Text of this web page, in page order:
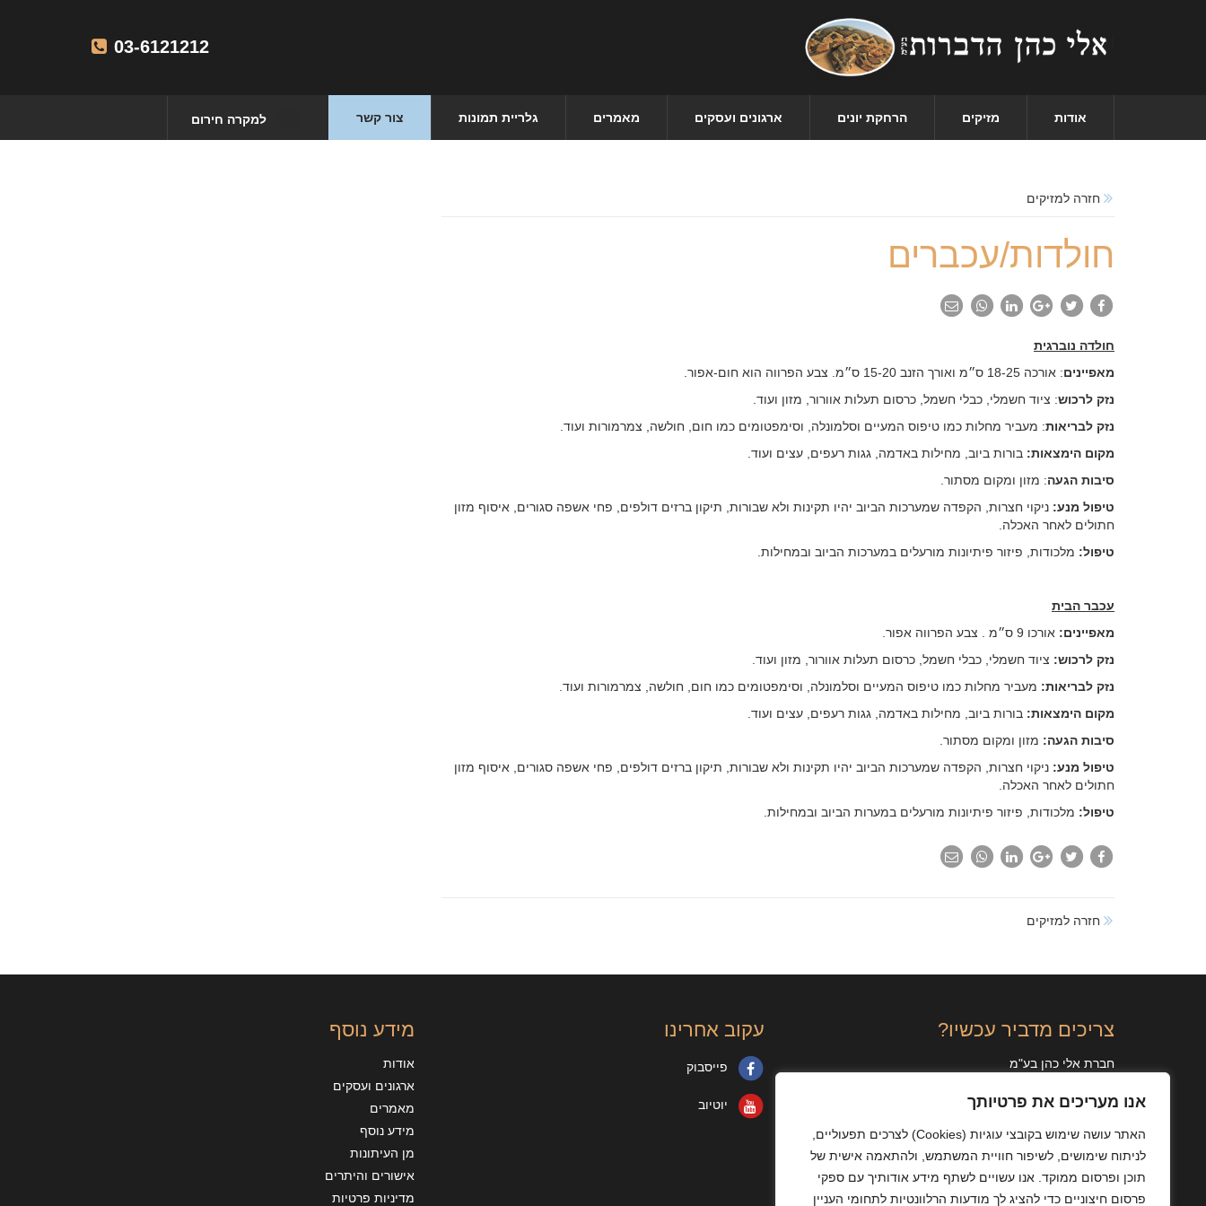
אנו מעריכים את פרטיותך
האתר עושה שימוש בקובצי עוגיות (Cookies) לצרכים תפעוליים,
לניתוח שימושים, לשיפור חוויית המשתמש, ולהתאמה אישית של
תוכן ופרסום ממוקד. אנו עשויים לשתף מידע אודותיך עם ספקי
פרסום חיצוניים כדי להציג לך מודעות הרלוונטיות לתחומי העניין
03-6121212
אודות מזיקים הרחקת יונים ארגונים ועסקים מאמרים גלריית תמונות צור קשר למקרה חירום
חזרה למזיקים
חולדות/עכברים
חולדה נוברגית
מאפיינים: אורכה 18-25 ס״מ ואורך הזנב 15-20 ס״מ. צבע הפרווה הוא חום-אפור.
נזק לרכוש: ציוד חשמלי, כבלי חשמל, כרסום תעלות אוורור, מזון ועוד.
נזק לבריאות: מעביר מחלות כמו טיפוס המעיים וסלמונלה, וסימפטומים כמו חום, חולשה, צמרמורות ועוד.
מקום הימצאות: בורות ביוב, מחילות באדמה, גגות רעפים, עצים ועוד.
סיבות הגעה: מזון ומקום מסתור.
טיפול מנע: ניקוי חצרות, הקפדה שמערכות הביוב יהיו תקינות ולא שבורות, תיקון ברזים דולפים, פחי אשפה סגורים, איסוף מזון
חתולים לאחר האכלה.
טיפול: מלכודות, פיזור פיתיונות מורעלים במערכות הביוב ובמחילות.
עכבר הבית
מאפיינים: אורכו 9 ס״מ . צבע הפרווה אפור.
נזק לרכוש: ציוד חשמלי, כבלי חשמל, כרסום תעלות אוורור, מזון ועוד.
נזק לבריאות: מעביר מחלות כמו טיפוס המעיים וסלמונלה, וסימפטומים כמו חום, חולשה, צמרמורות ועוד.
מקום הימצאות: בורות ביוב, מחילות באדמה, גגות רעפים, עצים ועוד.
סיבות הגעה: מזון ומקום מסתור.
טיפול מנע: ניקוי חצרות, הקפדה שמערכות הביוב יהיו תקינות ולא שבורות, תיקון ברזים דולפים, פחי אשפה סגורים, איסוף מזון
חתולים לאחר האכלה.
טיפול: מלכודות, פיזור פיתיונות מורעלים במערות הביוב ובמחילות.
חזרה למזיקים
צריכים מדביר עכשיו?
חברת אלי כהן בע"מ
טלפון:03-6121212
לתיאום הדברה >>
עקוב אחרינו
פייסבוק
יוטיוב
מידע נוסף
אודות
ארגונים ועסקים
מאמרים
מידע נוסף
מן העיתונות
אישורים והיתרים
מדיניות פרטיות